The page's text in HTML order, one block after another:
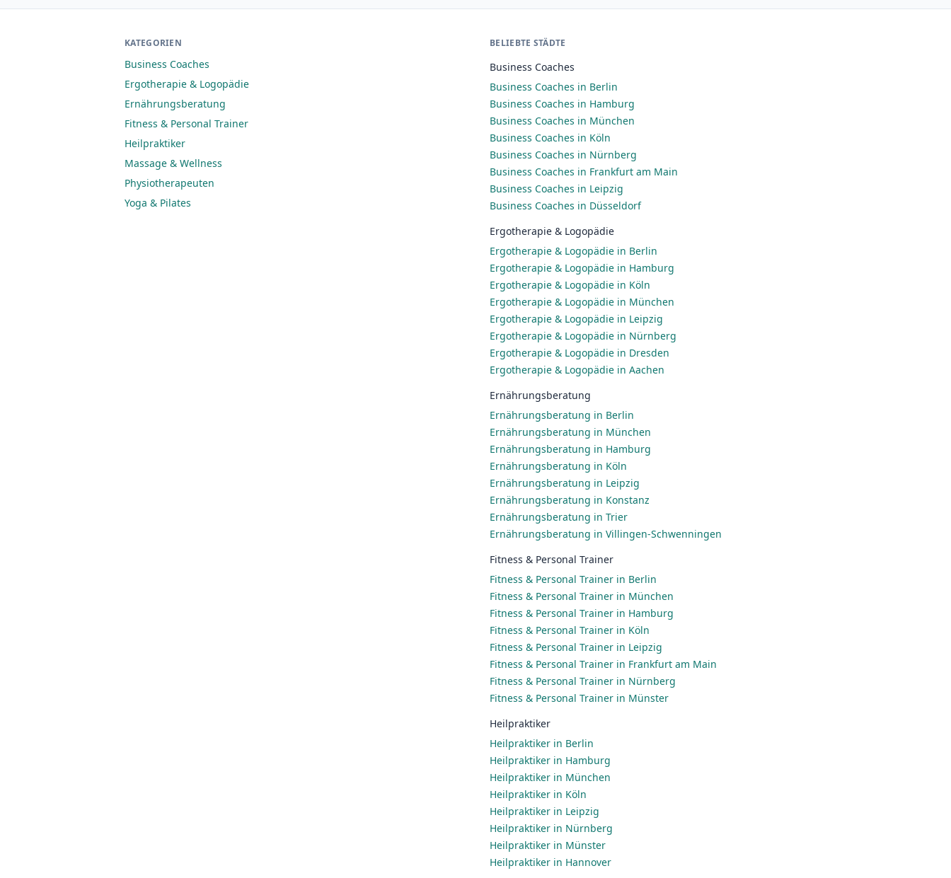
KATEGORIEN
Business Coaches
Ergotherapie & Logopädie
Ernährungsberatung
Fitness & Personal Trainer
Heilpraktiker
Massage & Wellness
Physiotherapeuten
Yoga & Pilates
BELIEBTE STÄDTE
Business Coaches
Business Coaches in Berlin
Business Coaches in Hamburg
Business Coaches in München
Business Coaches in Köln
Business Coaches in Nürnberg
Business Coaches in Frankfurt am Main
Business Coaches in Leipzig
Business Coaches in Düsseldorf
Ergotherapie & Logopädie
Ergotherapie & Logopädie in Berlin
Ergotherapie & Logopädie in Hamburg
Ergotherapie & Logopädie in Köln
Ergotherapie & Logopädie in München
Ergotherapie & Logopädie in Leipzig
Ergotherapie & Logopädie in Nürnberg
Ergotherapie & Logopädie in Dresden
Ergotherapie & Logopädie in Aachen
Ernährungsberatung
Ernährungsberatung in Berlin
Ernährungsberatung in München
Ernährungsberatung in Hamburg
Ernährungsberatung in Köln
Ernährungsberatung in Leipzig
Ernährungsberatung in Konstanz
Ernährungsberatung in Trier
Ernährungsberatung in Villingen-Schwenningen
Fitness & Personal Trainer
Fitness & Personal Trainer in Berlin
Fitness & Personal Trainer in München
Fitness & Personal Trainer in Hamburg
Fitness & Personal Trainer in Köln
Fitness & Personal Trainer in Leipzig
Fitness & Personal Trainer in Frankfurt am Main
Fitness & Personal Trainer in Nürnberg
Fitness & Personal Trainer in Münster
Heilpraktiker
Heilpraktiker in Berlin
Heilpraktiker in Hamburg
Heilpraktiker in München
Heilpraktiker in Köln
Heilpraktiker in Leipzig
Heilpraktiker in Nürnberg
Heilpraktiker in Münster
Heilpraktiker in Hannover